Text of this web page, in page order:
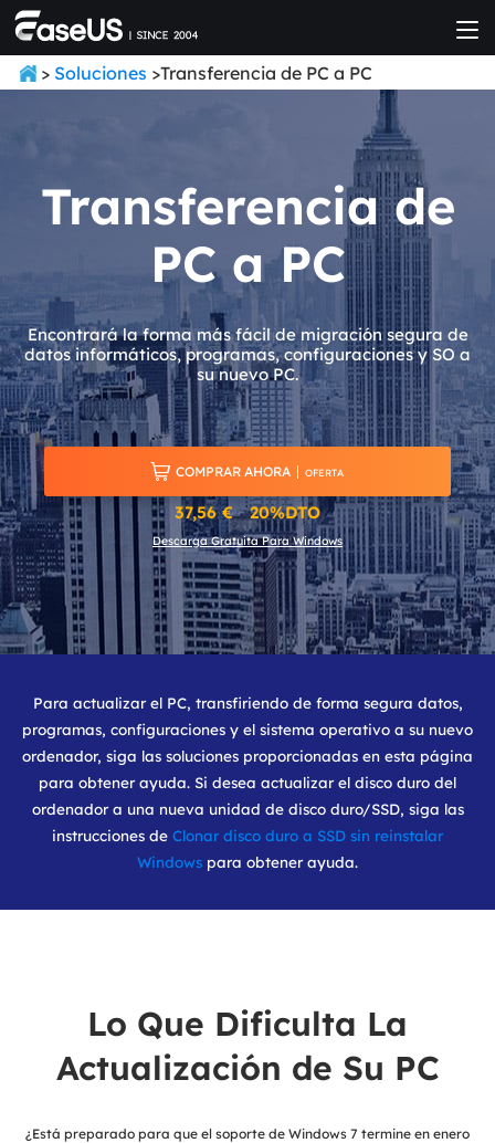
> Soluciones >Transferencia de PC a PC
Transferencia de
PC a PC
Encontrará la forma más fácil de migración segura de
datos informáticos, programas, configuraciones y SO a
su nuevo PC.
 COMPRAR AHORA OFERTA
37,56 € 20%DTO
Descarga Gratuita Para Windows
Para actualizar el PC, transfiriendo de forma segura datos,
programas, configuraciones y el sistema operativo a su nuevo
ordenador, siga las soluciones proporcionadas en esta página
para obtener ayuda. Si desea actualizar el disco duro del
ordenador a una nueva unidad de disco duro/SSD, siga las
instrucciones de Clonar disco duro a SSD sin reinstalar
Windows para obtener ayuda.
Lo Que Dificulta La
Actualización de Su PC
¿Está preparado para que el soporte de Windows 7 termine en enero